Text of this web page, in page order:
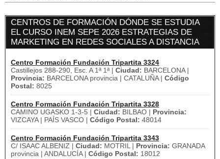
CENTROS DE FORMACIÓN DÓNDE SE ESTUDIA
EL CURSO INEM SEPE 2026 ESTRATEGIAS DE
MARKETING EN REDES SOCIALES A DISTANCIA
Centro Formación Fundación Tripartita 3324
Castillejos 288-290, Esc. A 1ª 1ª | Ciudad: BARCELONA |
Provincia: BARCELONA provincia | CATALUÑA | Código
Postal: 8025
Centro Formación Fundación Tripartita 3328
CAMINO UGASKO 1-3-5 | Ciudad: BILBAO | Provincia:
VIZCAYA | PAÍS VASCO | Código Postal: 48014
Centro Formación Fundación Tripartita 3343
C/ ISAAC ALBENIZ | Ciudad: MOTRIL | Provincia: GRANADA
provincia | ANDALUCÍA | Código Postal: 18012